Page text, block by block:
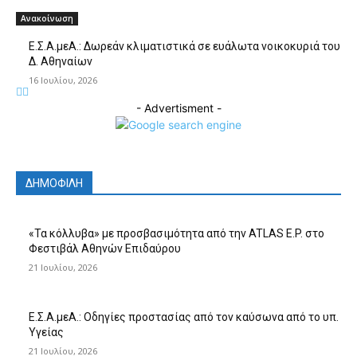
Ανακοίνωση
Ε.Σ.Α.μεΑ.: Δωρεάν κλιματιστικά σε ευάλωτα νοικοκυριά του
Δ. Αθηναίων
16 Ιουλίου, 2026
- Advertisment -
ΔΗΜΟΦΙΛΗ
«Τα κόλλυβα» με προσβασιμότητα από την ATLAS E.P. στο
Φεστιβάλ Αθηνών Επιδαύρου
21 Ιουλίου, 2026
Ε.Σ.Α.μεΑ.: Οδηγίες προστασίας από τον καύσωνα από το υπ.
Υγείας
21 Ιουλίου, 2026